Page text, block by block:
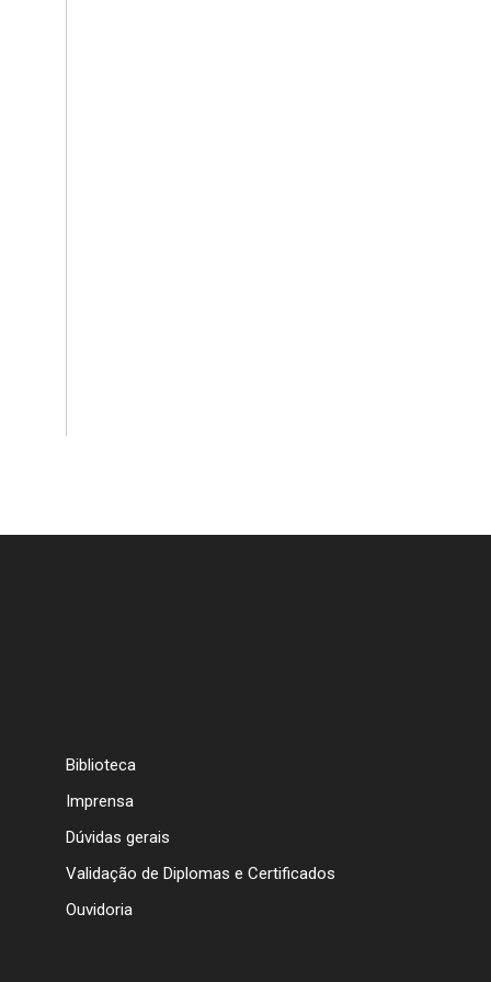
Biblioteca
Imprensa
Dúvidas gerais
Validação de Diplomas e Certificados
Ouvidoria